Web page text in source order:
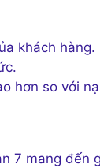
khách hàng.
hơn so với
7 mang